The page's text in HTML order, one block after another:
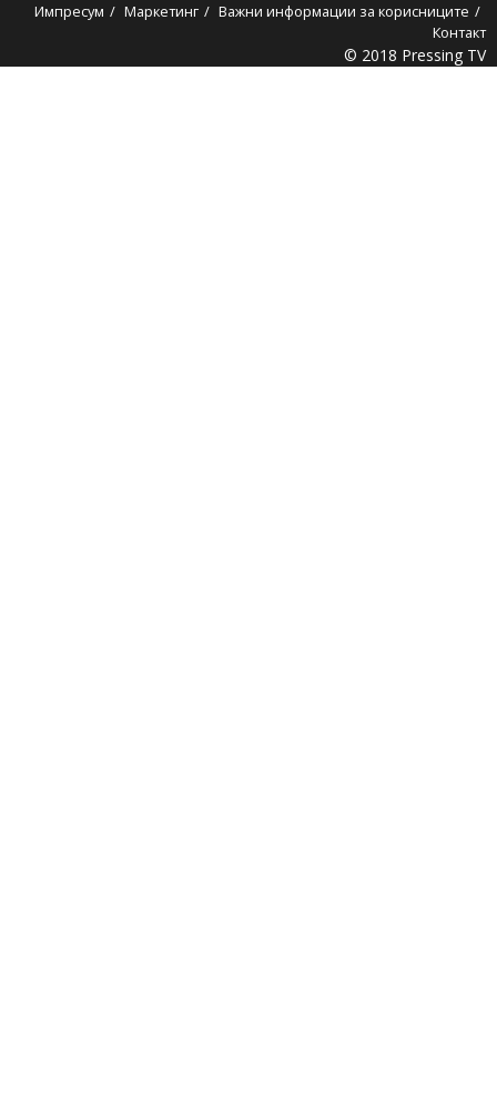
Импресум Маркетинг
Важни информации за корисниците
Контакт
© 2018 Pressing TV